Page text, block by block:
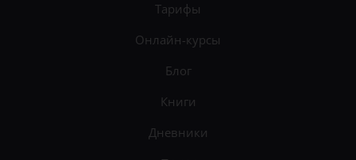
Тарифы
Онлайн-курсы
Блог
Книги
Дневники